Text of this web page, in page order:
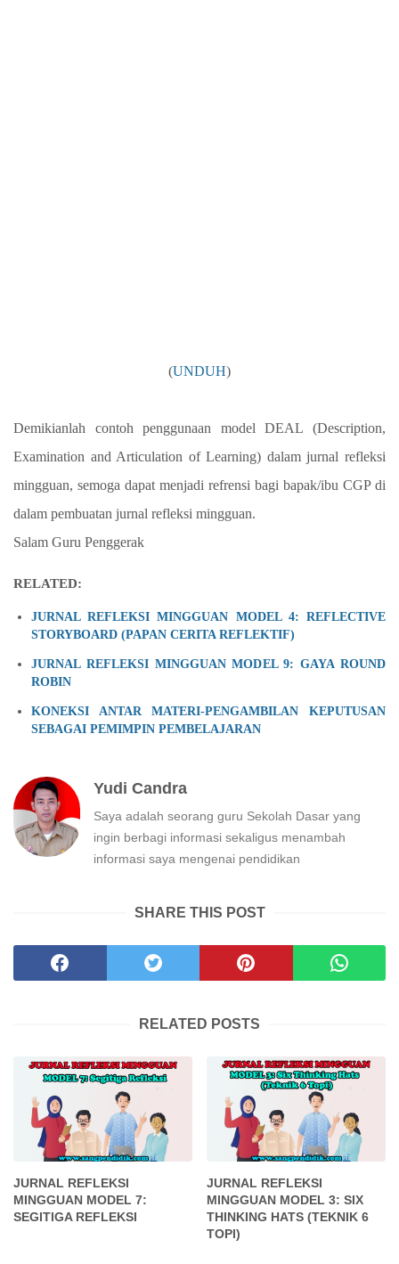
(UNDUH)
Demikianlah contoh penggunaan modelDEAL (Description,
Examination and Articulation of Learning) dalam jurnal refleksi
mingguan, semoga dapat menjadi refrensi bagi bapak/ibu CGP di
dalam pembuatan jurnal refleksi mingguan.
Salam Guru Penggerak
RELATED:
JURNAL REFLEKSI MINGGUAN MODEL 4: REFLECTIVE
STORYBOARD (PAPAN CERITA REFLEKTIF)
JURNAL REFLEKSI MINGGUAN MODEL 9: GAYA ROUND
ROBIN
KONEKSI ANTAR MATERI-PENGAMBILAN KEPUTUSAN
SEBAGAI PEMIMPIN PEMBELAJARAN
Yudi Candra
Saya adalah seorang guru Sekolah Dasar yang
ingin berbagi informasi sekaligus menambah
informasi saya mengenai pendidikan
SHARE THIS POST
RELATED POSTS
JURNAL REFLEKSI
MINGGUAN MODEL 7:
SEGITIGA REFLEKSI
JURNAL REFLEKSI
MINGGUAN MODEL 3: SIX
THINKING HATS (TEKNIK 6
TOPI)